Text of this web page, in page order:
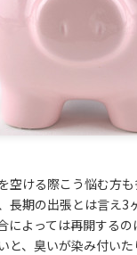
空ける際こう悩む方
長期の出張とは言え
よっては再開する
、臭いが染み付い